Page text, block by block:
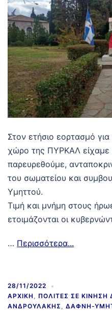
Στον ετήσιο εορτασμό
χώρο της ΠΥΡΚΑΛ είχαμε
παρευρεθούμε,
του σωματείου και
Υμηττού.
Τιμή και μνήμη στους
ετοιμάζονται οι
… Περισσότερα...
28/11/2022
ΑΡΧΙΚΉ , ΠΟΛΊΤΕΣ ΣΕ
ΑΝΔΡΟΥΛΆΚΗΣ , ΔΆΦΝΗ-